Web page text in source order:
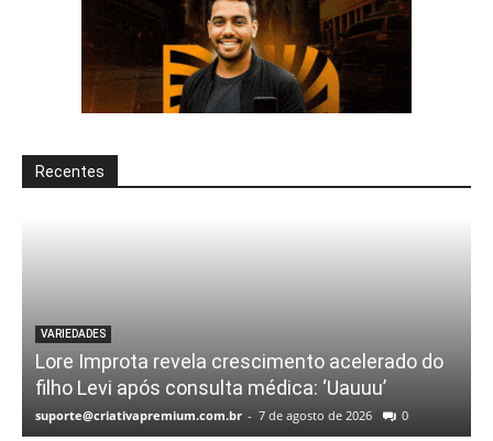
Recentes
VARIEDADES
Lore Improta revela crescimento acelerado do
filho Levi após consulta médica: ‘Uauuu’
suporte@criativapremium.com.br - 7 de agosto de 2026 0